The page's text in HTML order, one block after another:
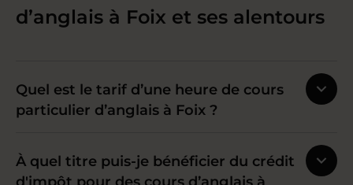
d’anglais à Foix et ses alentours
Quel est le tarif d’une heure de cours
particulier d’anglais à Foix ?
À quel titre puis-je bénéficier du crédit